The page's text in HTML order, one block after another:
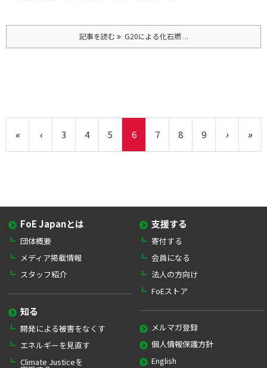
記事を読む G20による化石燃 ...
« ‹ 3 4 5 6 7 8 9 › »
FoE Japanとは
団体概要
メディア掲載情報
スタッフ紹介
知る
開発による被害をなくす
エネルギーを見直す
Climate Justiceを
支援する
寄付する
会員になる
法人の方向け
FoEストア
メルマガ登録
個人情報保護方針
English